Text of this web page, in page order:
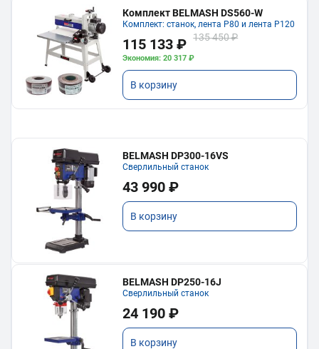
Комплект BELMASH DS560-W
Комплект: станок, лента P80 и лента P120
115 133 ₽ 135 450 ₽
Экономия: 20 317 ₽
В корзину
BELMASH DP300-16VS
Сверлильный станок
43 990 ₽
В корзину
BELMASH DP250-16J
Сверлильный станок
24 190 ₽
В корзину